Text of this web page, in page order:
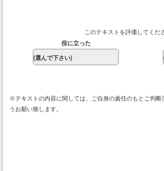
このテキストを評価してくだ
役に立った
※テキストの内容に関しては、ご自身の責任のもとご判断
うお願い致します。